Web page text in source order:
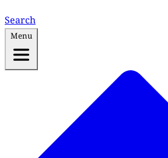
Search
Menu